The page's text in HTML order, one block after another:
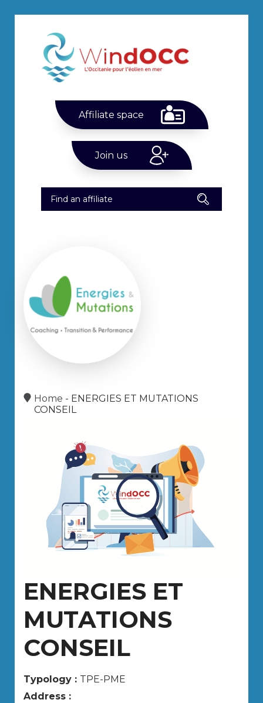
Affiliate space
Join us
Home - ENERGIES ET MUTATIONS
CONSEIL
ENERGIES ET
MUTATIONS
CONSEIL
Typology : TPE-PME
Address :